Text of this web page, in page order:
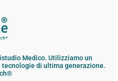
Medico. Utilizziamo un
di ultima generazione.